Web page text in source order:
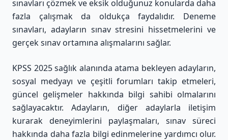
sınavları çözmek ve eksik olduğunuz konularda daha
fazla çalışmak da oldukça faydalıdır. Deneme
sınavları, adayların sınav stresini hissetmelerini ve
gerçek sınav ortamına alışmalarını sağlar.
KPSS 2025 sağlık alanında atama bekleyen adayların,
sosyal medyayı ve çeşitli forumları takip etmeleri,
güncel gelişmeler hakkında bilgi sahibi olmalarını
sağlayacaktır. Adayların, diğer adaylarla iletişim
kurarak deneyimlerini paylaşmaları, sınav süreci
hakkında daha fazla bilgi edinmelerine yardımcı olur.